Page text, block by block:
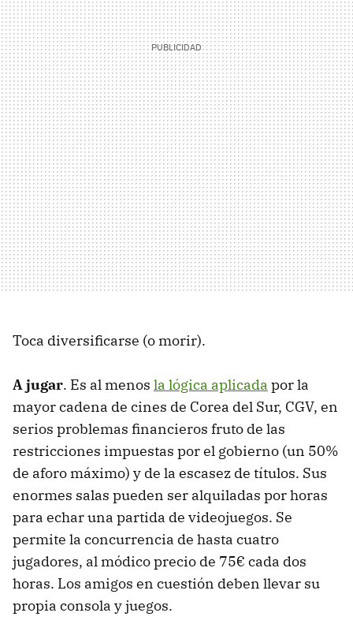
Toca diversificarse (o morir).
A jugar. Es al menos la lógica aplicada por la
mayor cadena de cines de Corea del Sur, CGV, en
serios problemas financieros fruto de las
restricciones impuestas por el gobierno (un 50%
de aforo máximo) y de la escasez de títulos. Sus
enormes salas pueden ser alquiladas por horas
para echar una partida de videojuegos. Se
permite la concurrencia de hasta cuatro
jugadores, al módico precio de 75€ cada dos
horas. Los amigos en cuestión deben llevar su
propia consola y juegos.